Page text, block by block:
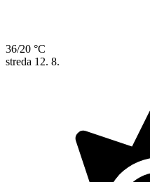
36/20 °C
streda 12. 8.